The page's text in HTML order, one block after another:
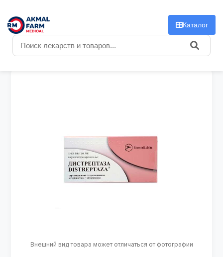
Каталог
Внешний вид товара может отличаться от фотографии